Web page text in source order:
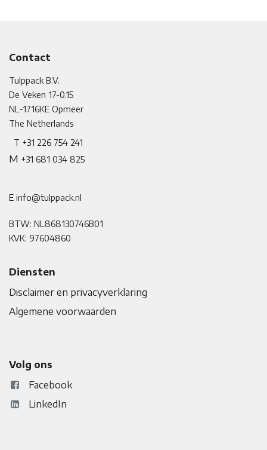
Contact
Tulppack B.V.
De Veken 17-0.15
NL-1716KE Opmeer
The Netherlands
T +31 226 754 241
M +31 681 034 825
E info@tulppack.nl
BTW: NL868130746B01
KVK: 97604860
Diensten
Disclaimer en privacyverklaring
Algemene voorwaarden
Volg ons
Facebook
LinkedIn